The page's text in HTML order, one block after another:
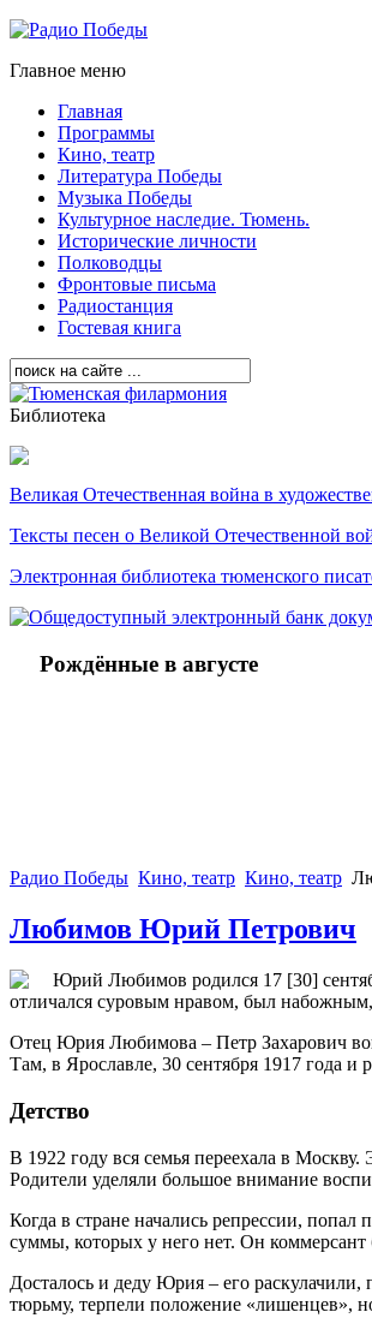
Главное меню
Главная
Программы
Кино, театр
Литература Победы
Музыка Победы
Культурное наследие. Тюмень.
Исторические личности
Полководцы
Фронтовые письма
Радиостанция
Гостевая книга
Библиотека
Великая Отечественная война в
Тексты песен о Великой Отечественной
Электронная библиотека тюменского
Рождённые в августе
Радио Победы Кино, театр Кино, театр
Любимов Юрий Петрович
Юрий Любимов родился 17 [30]
отличался суровым нравом, был
Отец Юрия Любимова – Петр Захарович
Там, в Ярославле, 30 сентября 1917 года
Детство
В 1922 году вся семья переехала в
Родители уделяли большое внимание
Когда в стране начались репрессии,
суммы, которых у него нет. Он
Досталось и деду Юрия – его
тюрьму, терпели положение «лишенцев»,